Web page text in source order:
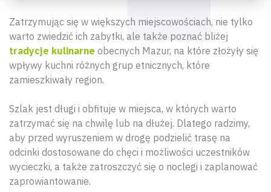
Zatrzymując się w większych miejscowościach, nie tylko
warto zwiedzić ich zabytki, ale także poznać bliżej
tradycje kulinarne obecnych Mazur, na które złożyły się
wpływy kuchni różnych grup etnicznych, które
zamieszkiwały region.
Szlak jest długi i obfituje w miejsca, w których warto
zatrzymać się na chwilę lub na dłużej. Dlatego radzimy,
aby przed wyruszeniem w drogę podzielić trasę na
odcinki dostosowane do chęci i możliwości uczestników
wycieczki, a także zatroszczyć się o noclegi i zaplanować
zaprowiantowanie.